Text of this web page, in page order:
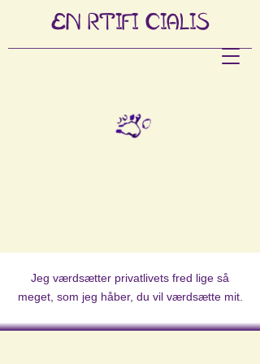
EN RTIFI CIALIS
Jeg værdsætter privatlivets fred lige så
meget, som jeg håber, du vil værdsætte mit.